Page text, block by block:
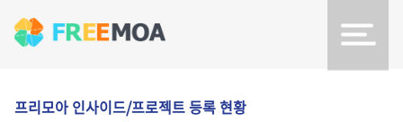
프리모아 인사이드/프로젝트 등록 현황